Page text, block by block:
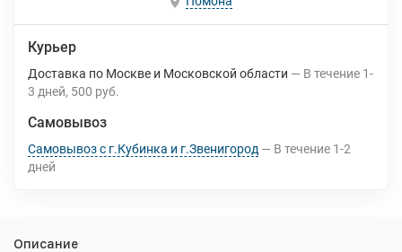
Курьер
Доставка по Москве и Московской области В течение 1-
3 дней 500 руб.
Самовывоз
Самовывоз с г.Кубинка и г.Звенигород В течение 1-2
дней
Описание